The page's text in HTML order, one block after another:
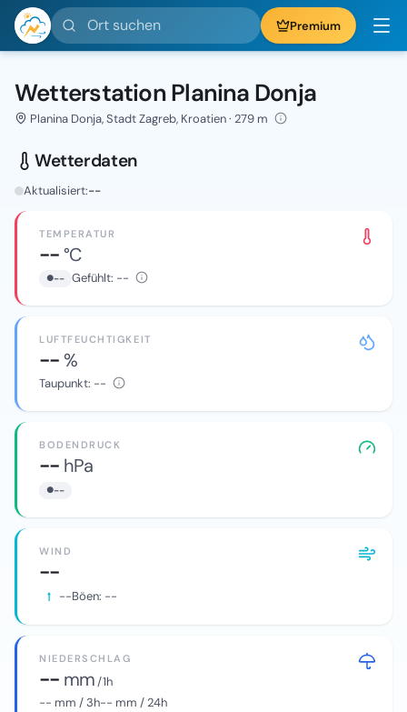
Ort suchen Premium
Wetterstation Planina Donja
Planina Donja, Stadt Zagreb, Kroatien · 279 m
Wetterdaten
Aktualisiert:--
TEMPERATUR
--°C
-- Gefühlt: --
LUFTFEUCHTIGKEIT
--%
Taupunkt: --
BODENDRUCK
-- hPa
--
WIND
--
--Böen: --
NIEDERSCHLAG
-- mm/ 1h
-- mm / 3h-- mm / 24h